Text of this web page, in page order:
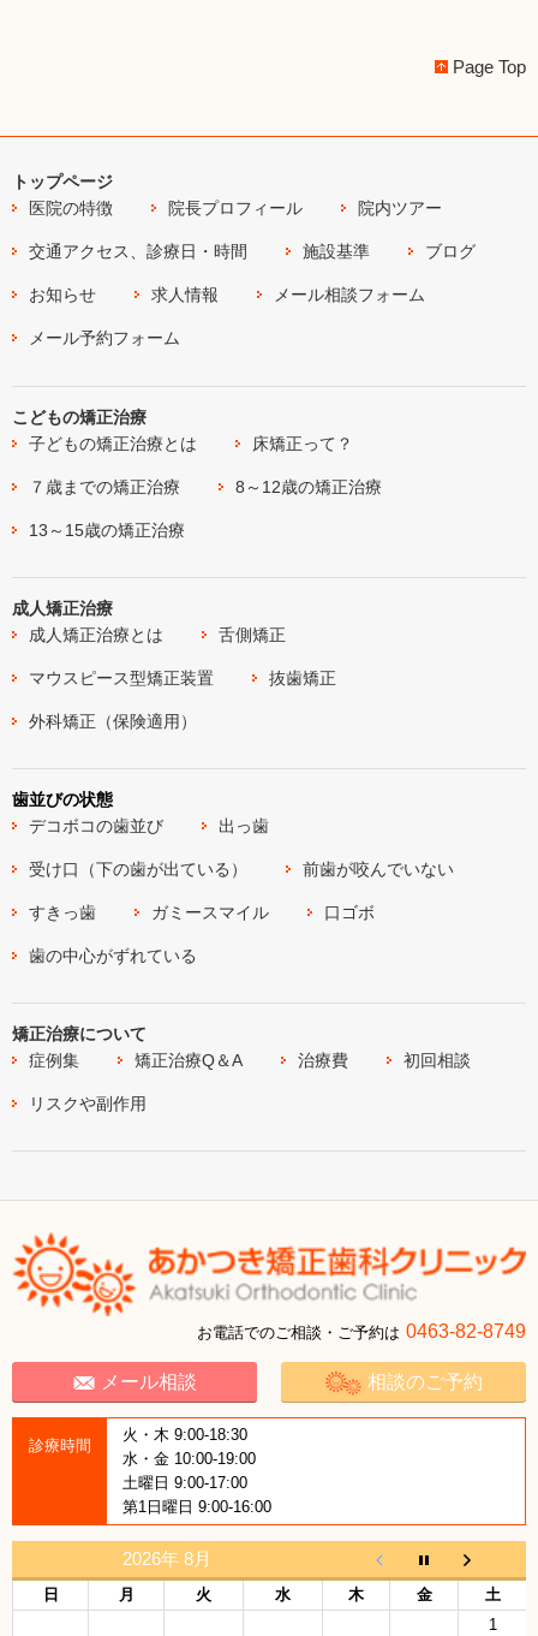
Page Top
トップページ
医院の特徴
院長プロフィール 院内ツアー
交通アクセス、診療日・時間 施設基準 ブログ
お知らせ 求人情報 メール相談フォーム
メール予約フォーム
こどもの矯正治療
子どもの矯正治療とは
床矯正って？
７歳までの矯正治療 8～12歳の矯正治療
13～15歳の矯正治療
成人矯正治療
成人矯正治療とは
舌側矯正
マウスピース型矯正装置 抜歯矯正
外科矯正（保険適用）
歯並びの状態
デコボコの歯並び
出っ歯
受け口（下の歯が出ている） 前歯が咬んでいない
すきっ歯 ガミースマイル 口ゴボ
歯の中心がずれている
矯正治療について
症例集
矯正治療Q＆A 治療費 初回相談
リスクや副作用
お電話でのご相談・ご予約は 0463-82-8749
メール相談 相談のご予約
診療時間
火・木 9:00-18:30
水・金 10:00-19:00
土曜日 9:00-17:00
第1日曜日 9:00-16:00
2026年 8月
日 月 火 水 木 金
土
1